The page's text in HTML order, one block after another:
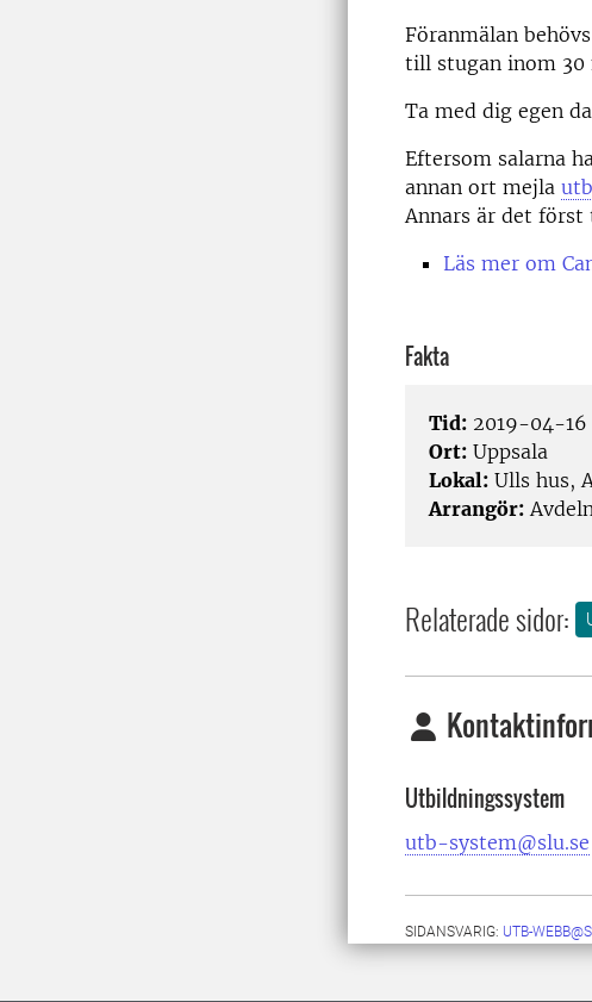
Föranmälan
till stugan inom 30
Ta med dig egen
Eftersom salarna
annan ort mejla
Annars är det
Läs mer om
Fakta
Tid: 2019-04-16
Ort: Uppsala
Lokal: Ulls hus,
Arrangör:
Relaterade sidor:
Utbildningssystem
utb-system@slu.se
SIDANSVARIG: UTB-